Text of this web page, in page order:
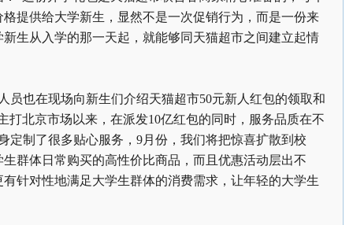
提供给大学新生，显然不是一次促销行为，而是一份来
生从入学的那一天起，就能够同天猫超市之间建立起情
员也在现场向新生们介绍天猫超市50元新人红包的领取和
打北京市场以来，在派发10亿红包的同时，服务品质在不
定制了很多贴心服务，9月份，我们将把惊喜扩散到校
群体日常购买的高性价比商品，而且优惠活动层出不
针对性地满足大学生群体的消费需求，让年轻的大学生